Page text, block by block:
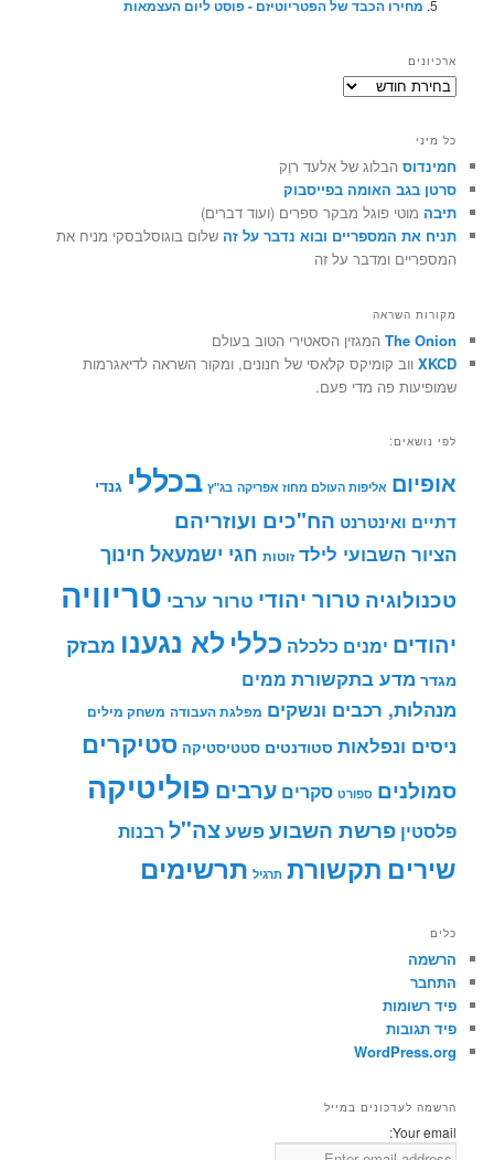
מחירו הכבד של הפטריוטיזם - פוסט ליום העצמאות
ארכיונים
ארכיונים
כל מיני
חמינדוס הבלוג של אלעד רוֶק
סרטן בגב האומה בפייסבוק
תיבה מוטי פוגל מבקר ספרים (ועוד דברים)
תניח את המספריים ובוא נדבר על זה שלום בוגוסלבסקי מניח את
המספריים ומדבר על זה
מקורות השראה
The Onion המגזין הסאטירי הטוב בעולם
XKCD ווב קומיקס קלאסי של חנונים, ומקור השראה לדיאגרמות
שמופיעות פה מדי פעם.
לפי נושאים:
אופיום אליפות העולם מחוז אפריקה בג"ץ בכללי גנדי
דתיים ואינטרנט הח"כים ועוזריהם
הציור השבועי לילד זוטות חגי ישמעאל חינוך
טכנולוגיה טרור יהודי טרור ערבי טריוויה
יהודים ימנים כלכלה כללי לא נגענו מבזק
מגדר מדע בתקשורת ממים
מנהלות, רכבים ונשקים מפלגת העבודה משחק מילים
ניסים ונפלאות סטודנטים סטטיסטיקה סטיקרים
סמולנים ספורט סקרים ערבים פוליטיקה
פלסטין פרשת השבועפשעצה"ל רבנות
שירים תקשורת תרגיל תרשימים
כלים
הרשמה
התחבר
פיד רשומות
פיד תגובות
WordPress.org
הרשמה לעדכונים במייל
Your email: